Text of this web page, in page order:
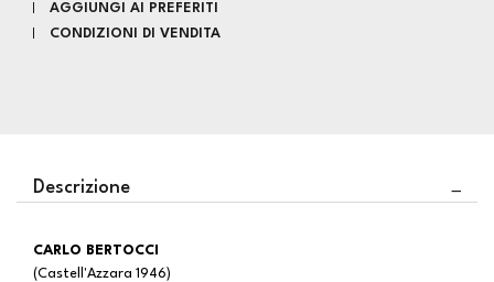
AGGIUNGI AI PREFERITI
CONDIZIONI DI VENDITA
Descrizione
CARLO BERTOCCI
(Castell'Azzara 1946)